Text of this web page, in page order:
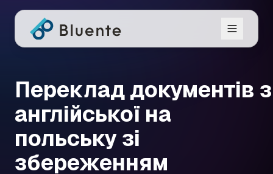
Переклад документів з
англійської на
польську зі
збереженням